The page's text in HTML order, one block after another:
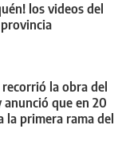
los videos del
la obra del
anunció que en 20
la primera rama del